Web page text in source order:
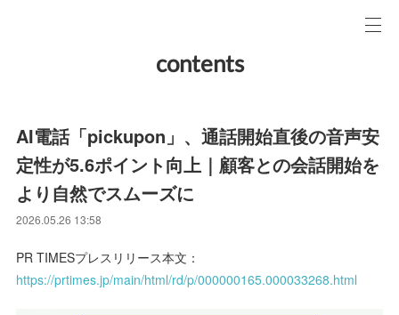
contents
AI電話「pickupon」、通話開始直後の音声安
定性が5.6ポイント向上｜顧客との会話開始を
より自然でスムーズに
2026.05.26 13:58
PR TIMESプレスリリース本文：
https://prtimes.jp/main/html/rd/p/000000165.000033268.html